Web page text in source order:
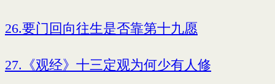
26.要门回向往生是否靠第十九愿
27.《观经》十三定观为何少有人修